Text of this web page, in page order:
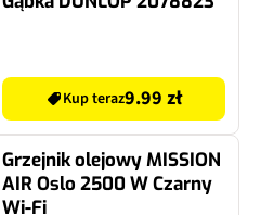
Kup teraz9.99 zł
Grzejnik olejowy MISSION
AIR Oslo 2500 W Czarny
Wi‑Fi